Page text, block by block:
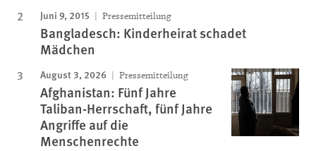
Juni 9, 2015 Pressemitteilung
Bangladesch: Kinderheirat schadet
Mädchen
August 3, 2026 Pressemitteilung
Afghanistan: Fünf Jahre
Taliban-Herrschaft, fünf Jahre
Angriffe auf die
Menschenrechte